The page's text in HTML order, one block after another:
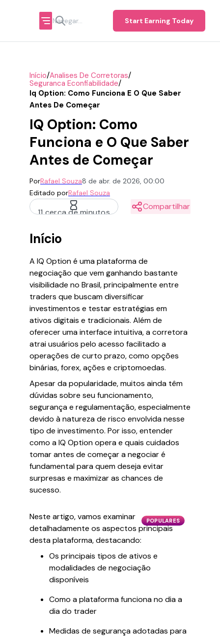
Start Earning Today
Início/Analises De Corretoras/
Seguranca Econfiabilidade/
Iq Option: Como Funciona E O Que Saber
Antes De Começar
IQ Option: Como
Funciona e O Que Saber
Antes de Começar
PorRafael Souza8 de abr. de 2026, 00:00
Editado porRafael Souza
11 cerca de minutos
Compartilhar
Início
A IQ Option é uma plataforma de
negociação que vem ganhando bastante
visibilidade no Brasil, principalmente entre
traders que buscam diversificar
investimentos e testar estratégias em
ativos digitais e tradicionais. Além de
oferecer uma interface intuitiva, a corretora
atrai usuários pelo acesso facilitado a
operações de curto prazo, como opções
binárias, forex, ações e criptomoedas.
Apesar da popularidade, muitos ainda têm
dúvidas sobre seu funcionamento,
segurança e regulamentação, especialmente
devido à natureza de risco envolvida nesse
tipo de investimento. Por isso, entender
como a IQ Option opera e quais cuidados
tomar antes de começar a negociar é
fundamental para quem deseja evitar
surpresas e maximizar as chances de
sucesso.
POPULARES
Neste artigo, vamos examinar
detalhadamente os aspectos principais
desta plataforma, destacando:
Os principais tipos de ativos e
modalidades de negociação
disponíveis
Como a plataforma funciona no dia a
dia do trader
Medidas de segurança adotadas para